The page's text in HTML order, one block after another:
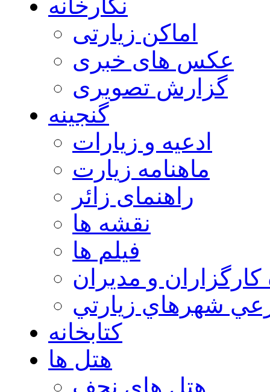
نگارخانه
اماکن زیارتی
عکس های خبری
گزارش تصویری
گنجینه
ادعیه و زیارات
ماهنامه زیارت
راهنمای زائر
نقشه ها
فیلم ها
كارگزاران و مديران
شهرهاي زيارتي
کتابخانه
هتل ها
هتل های نجف